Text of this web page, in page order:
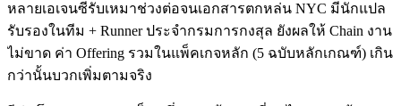
หลายเอเจนซีรับเหมาช่วงต่อจนเอกสารตกหล่น NYC มีนักแปล
รับรองในทีม + Runner ประจำกรมการกงสุล ยังผลให้ Chain งาน
ไม่ขาด ค่า Offering รวมในแพ็คเกจหลัก (5 ฉบับหลักเกณฑ์) เกิน
กว่านั้นบวกเพิ่มตามจริง